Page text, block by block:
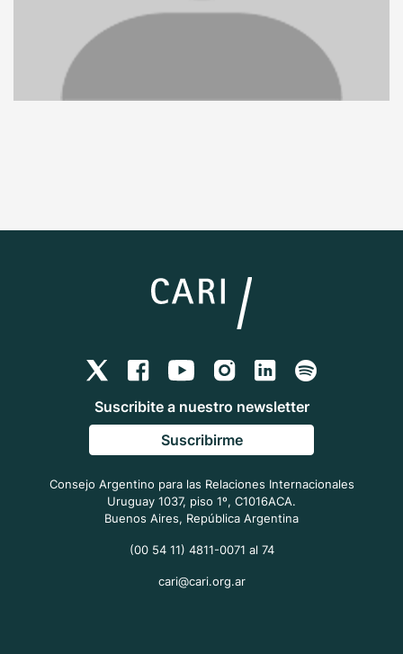
Consejo Argentino para las Relaciones Internacionales
Uruguay 1037, piso 1º, C1016ACA.
Buenos Aires, República Argentina
(00 54 11) 4811-0071 al 74
cari@cari.org.ar
Suscribite a nuestro newsletter
Suscribirme